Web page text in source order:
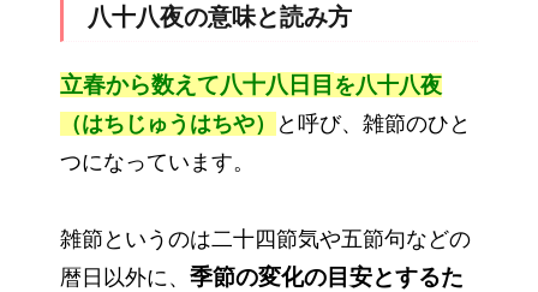
八十八夜の意味と読み方
立春から数えて八十八日目 を八十八夜
（はちじゅうはちや）
と呼び、雑節のひと
つになっています。
雑節というのは二十四節気や五節句などの
暦日以外に、 季節の変化の目安とするた